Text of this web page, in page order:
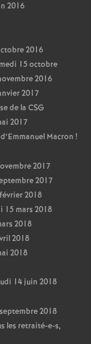
2016
2016
15 octobre
2016
2017
de la CSG
2017
Macron !
2017
2017
2018
15 mars 2018
2018
2018
2018
14 juin 2018
2018
les retraité-e-s,